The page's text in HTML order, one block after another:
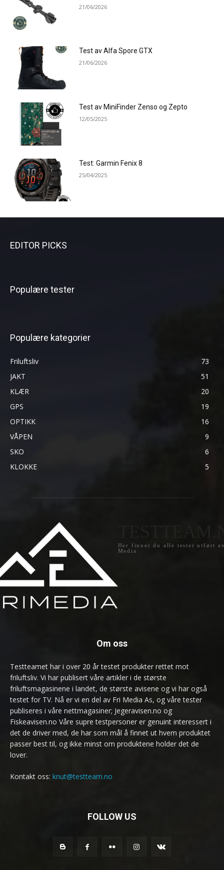
21/06/2026
Test av Alfa Spore GTX
21/06/2026
Test av MiniFinder Zenso og Zepto
12/05/2025
Test: Garmin Fenix 8
25/04/2025
EDITOR PICKS
Populære tester
Populære kategorier
Friluftsliv
73
JAKT
51
KLÆR
20
GPS
19
OPTIKK
16
VÅPEN
9
SKO
6
KLOKKE
5
Her finner du alle tester utført
Media
Om oss
Testteamet har i over 20 år testet produkter rettet mot
friluftsliv. Vi har publisert våre artikler i de største
friluftsmagasinene i landet, de største avisene og vi har også
testet for TV. Nå er vi en del av Fri Media As, og våre tester
publiseres i våre nettmagasiner; Jegeravisen.no og
Fiskeavisen.no Våre supre testpersoner er genuint interessert i
det de driver med, de har som mål å finnet ut hvem produktet
passer best til, og ikke minst om produktene holder det de
lover.
Kontakt oss: knut@testteam.no
FOLLOW US